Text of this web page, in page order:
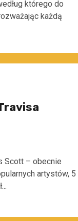
którego do
każdą
Scott – obecnie
artystów, 5